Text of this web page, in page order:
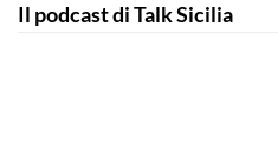
Il podcast di Talk Sicilia